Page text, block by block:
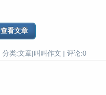
类:文章|叫叫作文 | 评论:0